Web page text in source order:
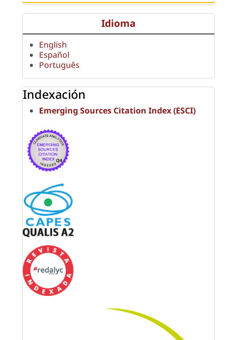
Idioma
English
Español
Português
Indexación
Emerging Sources Citation Index (ESCI)